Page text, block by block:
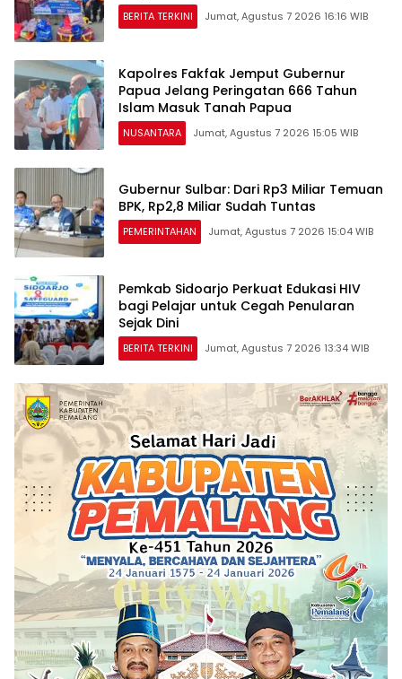
BERITA TERKINI Jumat, Agustus 7 2026 16:16 WIB
Kapolres Fakfak Jemput Gubernur
Papua Jelang Peringatan 666 Tahun
Islam Masuk Tanah Papua
NUSANTARA Jumat, Agustus 7 2026 15:05 WIB
Gubernur Sulbar: Dari Rp3 Miliar Temuan
BPK, Rp2,8 Miliar Sudah Tuntas
PEMERINTAHAN Jumat, Agustus 7 2026 15:04 WIB
Pemkab Sidoarjo Perkuat Edukasi HIV
bagi Pelajar untuk Cegah Penularan
Sejak Dini
BERITA TERKINI Jumat, Agustus 7 2026 13:34 WIB